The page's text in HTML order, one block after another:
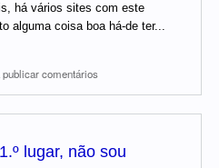
há vários sites com este
alguma coisa boa há-de ter...
publicar comentários
lugar, não sou